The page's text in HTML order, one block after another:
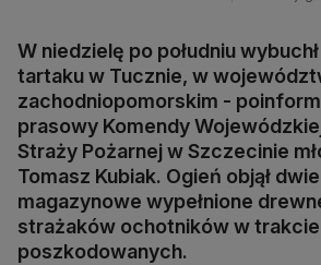
W niedzielę po południu
tartaku w Tucznie, w
zachodniopomorskim -
prasowy Komendy
Straży Pożarnej w Szczecinie
Tomasz Kubiak. Ogień objął
magazynowe wypełnione
strażaków ochotników w trakcie
poszkodowanych.